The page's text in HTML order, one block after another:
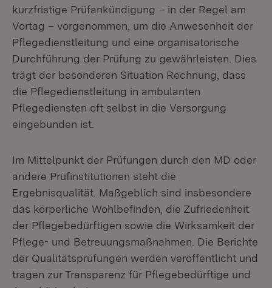
kurzfristige Prüfankündigung – in der Regel am
Vortag – vorgenommen, um die Anwesenheit der
Pflegedienstleitung und eine organisatorische
Durchführung der Prüfung zu gewährleisten. Dies
trägt der besonderen Situation Rechnung, dass
die Pflegedienstleitung in ambulanten
Pflegediensten oft selbst in die Versorgung
eingebunden ist.
Im Mittelpunkt der Prüfungen durch den MD oder
andere Prüfinstitutionen steht die
Ergebnisqualität. Maßgeblich sind insbesondere
das körperliche Wohlbefinden, die Zufriedenheit
der Pflegebedürftigen sowie die Wirksamkeit der
Pflege- und Betreuungsmaßnahmen. Die Berichte
der Qualitätsprüfungen werden veröffentlicht und
tragen zur Transparenz für Pflegebedürftige und